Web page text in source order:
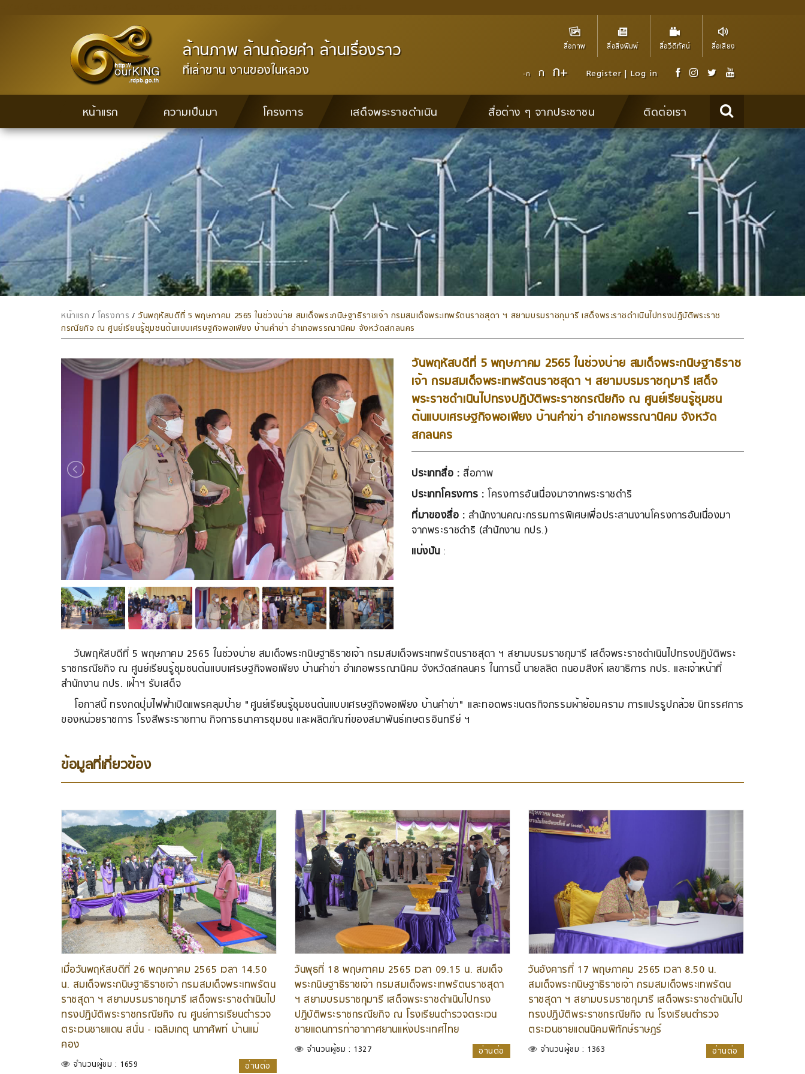
ล้านภาพ ล้านถ้อยคำ ล้านเรื่องราว
ที่เล่าขาน งานของในหลวง
สื่อภาพ สื่อสิ่งพิมพ์ สื่อวีดีทัศน์ สื่อเสียง
-ก ก ก+ Register| Log in
หน้าแรก ความเป็นมา โครงการ เสด็จพระราชดำเนิน สื่อต่าง ๆ จากประชาชน ติดต่อเรา
หน้าแรก /โครงการ / วันพฤหัสบดีที่ 5 พฤษภาคม 2565 ในช่วงบ่าย สมเด็จพระกนิษฐาธิราชเจ้า กรมสมเด็จพระเทพรัตนราชสุดา ฯ สยามบรมราชกุมารี เสด็จพระราชดำเนินไปทรงปฏิบัติพระราช
กรณียกิจ ณ ศูนย์เรียนรู้ชุมชนต้นแบบเศรษฐกิจพอเพียง บ้านคำข่า อำเภอพรรณานิคม จังหวัดสกลนคร
วันพฤหัสบดีที่ 5 พฤษภาคม 2565 ในช่วงบ่าย สมเด็จพระกนิษฐาธิราช
เจ้า กรมสมเด็จพระเทพรัตนราชสุดา ฯ สยามบรมราชกุมารี เสด็จ
พระราชดำเนินไปทรงปฏิบัติพระราชกรณียกิจ ณ ศูนย์เรียนรู้ชุมชน
ต้นแบบเศรษฐกิจพอเพียง บ้านคำข่า อำเภอพรรณานิคม จังหวัด
สกลนคร
ประเภทสื่อ : สื่อภาพ
ประเภทโครงการ : โครงการอันเนื่องมาจากพระราชดำริ
ที่มาของสื่อ : สำนักงานคณะกรรมการพิเศษเพื่อประสานงานโครงการอันเนื่องมา
จากพระราชดำริ (สำนักงาน กปร.)
แบ่งปัน:
วันพฤหัสบดีที่ 5 พฤษภาคม 2565 ในช่วงบ่าย สมเด็จพระกนิษฐาธิราชเจ้า กรมสมเด็จพระเทพรัตนราชสุดา ฯ สยามบรมราชกุมารี เสด็จพระราชดำเนินไปทรงปฏิบัติพระ
ราชกรณียกิจ ณ ศูนย์เรียนรู้ชุมชนต้นแบบเศรษฐกิจพอเพียง บ้านคำข่า อำเภอพรรณานิคม จังหวัดสกลนคร ในการนี้ นายลลิต ถนอมสิงห์ เลขาธิการ กปร. และเจ้าหน้าที่
สำนักงาน กปร. เฝ้าฯ รับเสด็จ
โอกาสนี้ ทรงกดปุ่มไฟฟ้าเปิดแพรคลุมป้าย "ศูนย์เรียนรู้ชุมชนต้นแบบเศรษฐกิจพอเพียง บ้านคำข่า" และทอดพระเนตรกิจกรรมผ้าย้อมคราม การแปรรูปกล้วย นิทรรศการ
ของหน่วยราชการ โรงสีพระราชทาน กิจการธนาคารชุมชน และผลิตภัณฑ์ของสมาพันธ์เกษตรอินทรีย์ ฯ
ข้อมูลที่เกี่ยวข้อง
เมื่อวันพฤหัสบดีที่ 26 พฤษภาคม 2565 เวลา 14.50
น. สมเด็จพระกนิษฐาธิราชเจ้า กรมสมเด็จพระเทพรัตน
ราชสุดา ฯ สยามบรมราชกุมารี เสด็จพระราชดำเนินไป
ทรงปฏิบัติพระราชกรณียกิจ ณ ศูนย์การเรียนตำรวจ
ตระเวนชายแดน สนั่น - เฉลิมเกตุ นภาศัพท์ บ้านแม่
คอง
จำนวนผู้ชม : 1659 อ่านต่อ
วันพุธที่ 18 พฤษภาคม 2565 เวลา 09.15 น. สมเด็จ
พระกนิษฐาธิราชเจ้า กรมสมเด็จพระเทพรัตนราชสุดา
ฯ สยามบรมราชกุมารี เสด็จพระราชดำเนินไปทรง
ปฏิบัติพระราชกรณียกิจ ณ โรงเรียนตำรวจตระเวน
ชายแดนการท่าอากาศยานแห่งประเทศไทย
จำนวนผู้ชม : 1327 อ่านต่อ
วันอังคารที่ 17 พฤษภาคม 2565 เวลา 8.50 น.
สมเด็จพระกนิษฐาธิราชเจ้า กรมสมเด็จพระเทพรัตน
ราชสุดา ฯ สยามบรมราชกุมารี เสด็จพระราชดำเนินไป
ทรงปฏิบัติพระราชกรณียกิจ ณ โรงเรียนตำรวจ
ตระเวนชายแดนนิคมพิทักษ์ราษฎร์
จำนวนผู้ชม : 1363 อ่านต่อ